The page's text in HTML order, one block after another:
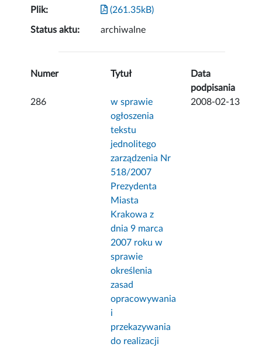
Plik: (261.35kB)
Status aktu: archiwalne
Numer Tytuł
Data
podpisania
286
w sprawie
ogłoszenia
tekstu
jednolitego
zarządzenia Nr
518/2007
Prezydenta
Miasta
Krakowa z
dnia 9 marca
2007 roku w
sprawie
określenia
zasad
opracowywania
i
przekazywania
do realizacji
2008-02-13